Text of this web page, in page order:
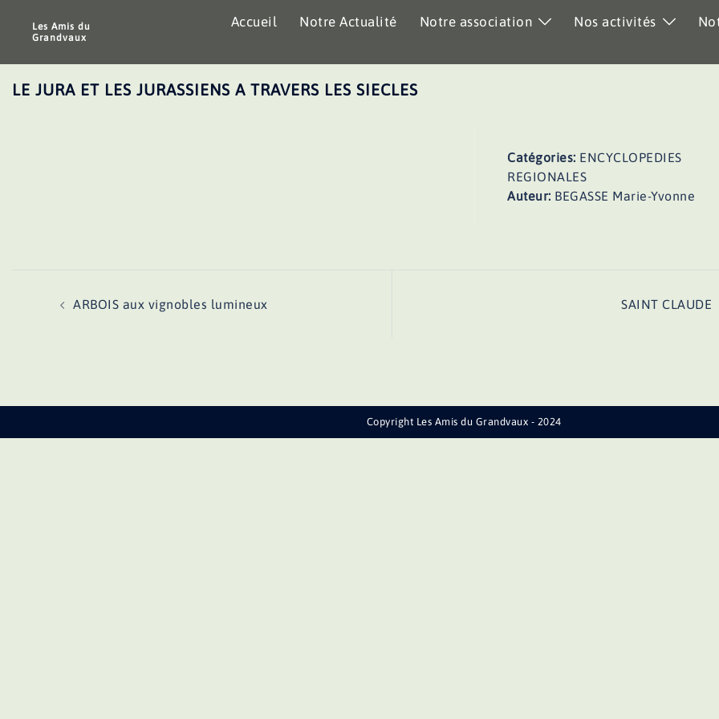
Les Amis du
Grandvaux
Accueil Notre Actualité Notre association Nos activités
LE JURA ET LES JURASSIENS A TRAVERS LES SIECLES
Catégories: ENCYCLOPEDIES
REGIONALES
Auteur: BEGASSE Marie-Yvonne
ARBOIS aux vignobles lumineux SAINT CLAUDE
Copyright Les Amis du Grandvaux - 2024